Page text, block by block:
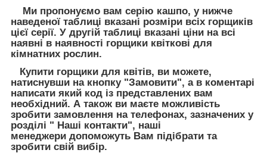
Ми пропонуємо вам серію кашпо, у нижче
наведеної таблиці вказані розміри всіх горщиків
цієї серії. У другій таблиці вказані ціни на всі
наявні в наявності горщики квіткові для
кімнатних рослин.
Купити горщики для квітів, ви можете,
натиснувши на кнопку "Замовити", а в коментарі
написати який код із представлених вам
необхідний. А також ви маєте можливість
зробити замовлення на телефонах, зазначених у
розділі " Наші контакти", наші
менеджери допоможуть Вам підібрати та
зробити свій вибір.